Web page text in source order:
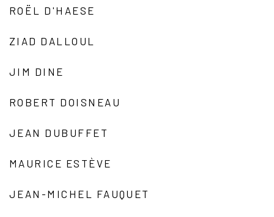
ROËL D'HAESE
ZIAD DALLOUL
JIM DINE
ROBERT DOISNEAU
JEAN DUBUFFET
MAURICE ESTÈVE
JEAN-MICHEL FAUQUET